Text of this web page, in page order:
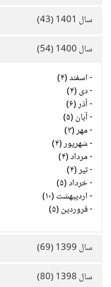
سال 1401 (43)
سال 1400 (54)
-اسفند (۴)
-دی (۴)
-آذر (۶)
-آبان (۵)
-مهر (۳)
-شهریور (۴)
-مرداد (۴)
-تیر (۴)
-خرداد (۵)
-اردیبهشت (۱۰)
-فروردین (۵)
سال 1399 (69)
سال 1398 (80)